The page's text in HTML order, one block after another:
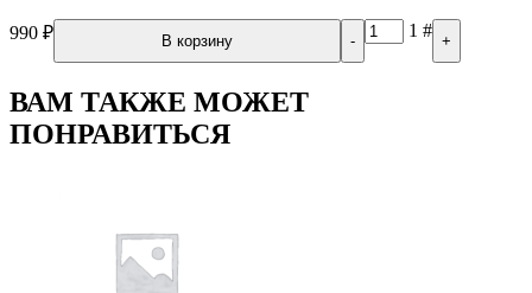
-
1 #
+
990 ₽ В корзину
ВАМ ТАКЖЕ МОЖЕТ
ПОНРАВИТЬСЯ